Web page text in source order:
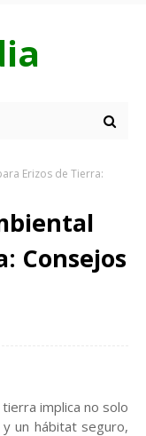
Erizos de Tierra:
Consejos
implica no solo
un hábitat seguro,